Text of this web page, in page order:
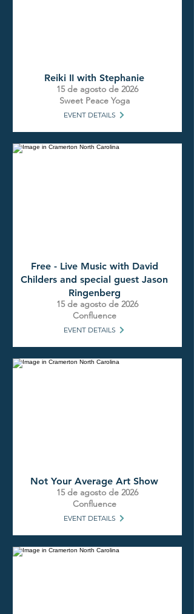
Reiki II with Stephanie
15 de agosto de 2026
Sweet Peace Yoga
EVENT DETAILS
Free - Live Music with David
Childers and special guest Jason
Ringenberg
15 de agosto de 2026
Confluence
EVENT DETAILS
Not Your Average Art Show
15 de agosto de 2026
Confluence
EVENT DETAILS